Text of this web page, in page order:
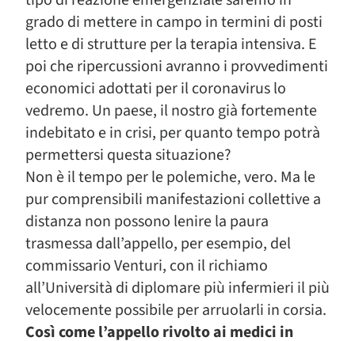
grado di mettere in campo in termini di posti
letto e di strutture per la terapia intensiva. E
poi che ripercussioni avranno i provvedimenti
economici adottati per il coronavirus lo
vedremo. Un paese, il nostro già fortemente
indebitato e in crisi, per quanto tempo potrà
permettersi questa situazione?
Non è il tempo per le polemiche, vero. Ma le
pur comprensibili manifestazioni collettive a
distanza non possono lenire la paura
trasmessa dall’appello, per esempio, del
commissario Venturi, con il richiamo
all’Università di diplomare più infermieri il più
velocemente possibile per arruolarli in corsia.
Così come l’appello rivolto ai medici in